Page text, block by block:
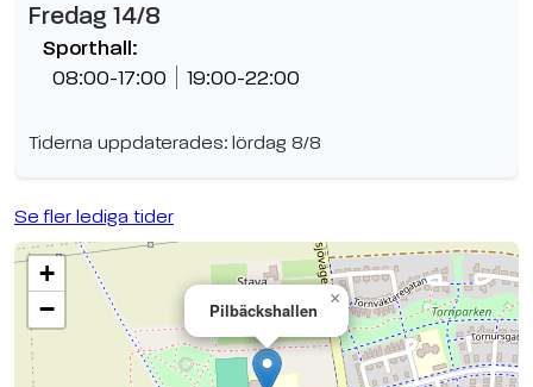
Fredag 14/8
Sporthall:
08:00-17:00 19:00-22:00
Tiderna uppdaterades: lördag 8/8
Se fler lediga tider
Pilbäckshallen
×
+
−